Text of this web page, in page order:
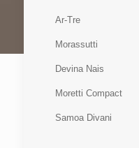
Ar-Tre
Morassutti
Devina Nais
Moretti Compact
Samoa Divani